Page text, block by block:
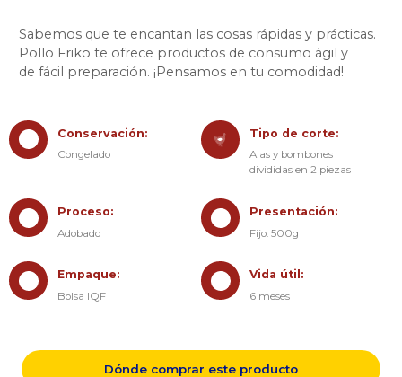
Sabemos que te encantan las cosas rápidas y prácticas.
Pollo Friko te ofrece productos de consumo ágil y
de fácil preparación. ¡Pensamos en tu comodidad!
Conservación:
Congelado
Tipo de corte:
Alas y bombones
divididas en 2 piezas
Proceso:
Adobado
Presentación:
Fijo: 500g
Empaque:
Bolsa IQF
Vida útil:
6 meses
Dónde comprar este producto